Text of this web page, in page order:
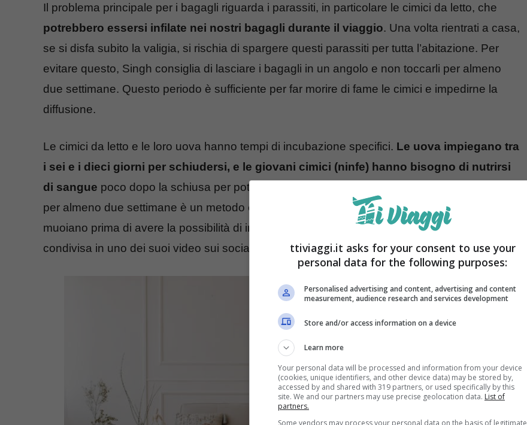
Il problema principale per i bagagli riguarda i parassiti, in particolare le cimici da letto, che
potrebbero essersi infilate nei nostri bagagli durante il viaggio. Una volta rientrati a casa,
se si disfa subito la valigia, si rischia di spargere questi parassiti per tutta l’abitazione. Per
evitare questo, Singh consiglia di lasciare i bagagli in un angolo e non toccarli per almeno
due settimane. Questo periodo è sufficiente per far morire di fame le cimici e impedirne la
diffusione.
Le cimici da letto e le loro uova hanno tempi di incubazione specifici. Le uova impiegano tra
i sei e i dieci giorni per schiudersi, e le giovani cimici (ninfe) hanno bisogno di nutrirsi
di sangue poco dopo la schiusa per poter crescere. Secondo Singh, tenere i bagagli chiusi
per almeno due settimane è un metodo efficace per assicurarsi che tutte le cimici presenti
muoiano prima di avere la possibilità di infestare la casa. Questa raccomandazione è stata
condivisa in uno dei suoi video sui social, dove il medico spiega dettagliatamente il processo.
ttiviaggi.it asks for your consent to use your
personal data for the following purposes:
Personalised advertising and content, advertising and content
measurement, audience research and services development
Store and/or access information on a device
Learn more
Your personal data will be processed and information from your device
(cookies, unique identifiers, and other device data) may be stored by,
accessed by and shared with 319 partners, or used specifically by this
site. We and our partners may use precise geolocation data. List of
partners.
Some vendors may process your personal data on the basis of legitimate